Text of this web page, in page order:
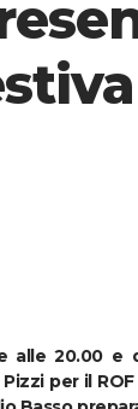
20.00 e
per il